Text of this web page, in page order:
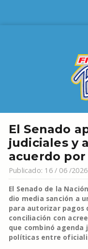
El Senado
judiciales y
acuerdo
Publicado: 16 / 06 /2026
El Senado de la
dio media sanción a
para autorizar pagos
conciliación con
que combinó agenda
políticas entre